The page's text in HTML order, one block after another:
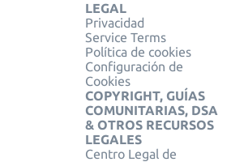
LEGAL
Privacidad
Service Terms
Política de cookies
Configuración de
Cookies
COPYRIGHT, GUÍAS
COMUNITARIAS, DSA
& OTROS RECURSOS
LEGALES
Centro Legal de